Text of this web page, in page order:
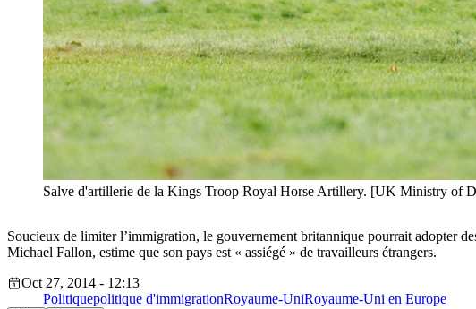
Salve d'artillerie de la Kings Troop Royal Horse Artillery. [UK Ministry of
Soucieux de limiter l’immigration, le gouvernement britannique pourrait adopter
Michael Fallon, estime que son pays est « assiégé » de travailleurs étrangers.
Oct 27, 2014 - 12:13
Politiquepolitique d'immigrationRoyaume-UniRoyaume-Uni en Europe